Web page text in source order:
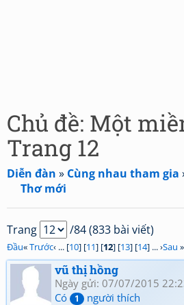
Chủ đề: Một
Trang 12
Diễn đàn » Cùng nhau tham gia
Thơ mới
Trang /84 (833 bài viết)
Đầu«Trước‹ ... [10] [11] [12] [13] [14] ... ›Sau »
vũ thị hồng
Ngày gửi: 07/07/2015
Có
1 người thích